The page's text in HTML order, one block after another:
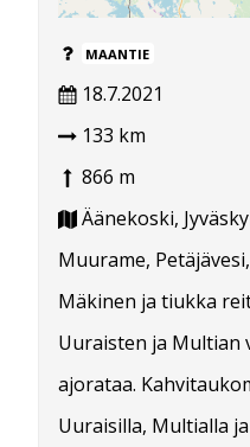
MAANTIE
18.7.2021
133 km
866 m
Äänekoski,
Muurame,
Mäkinen ja tiukka
Uuraisten ja Multian
ajorataa.
Uuraisilla, Multialla